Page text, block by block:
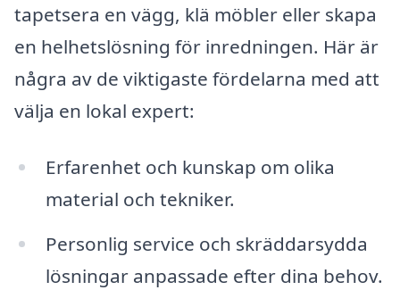
tapetsera en vägg, klä möbler eller skapa
en helhetslösning för inredningen. Här är
några av de viktigaste fördelarna med att
välja en lokal expert:
Erfarenhet och kunskap om olika
material och tekniker.
Personlig service och skräddarsydda
lösningar anpassade efter dina behov.